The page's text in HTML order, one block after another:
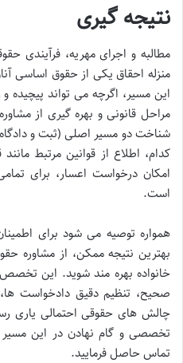
نتیجه گیری
مطالبه و اجرای مهریه، فرآیندی
منزله احقاق یکی از حقوق اساسی
این مسیر، اگرچه می تواند پیچیده و
مراحل قانونی و بهره گیری از
شناخت دو مسیر اصلی (ثبت و
امکان درخواست اعسار، برای
است.
همواره توصیه می شود برای
بهترین نتیجه ممکن، از مشاوره
خانواده بهره مند شوید. این
صحیح، تنظیم دقیق دادخواست ها،
چالش های حقوقی احتمالی یاری
تخصصی و گام نهادن در این مسیر
تماس حاصل فرمایید.